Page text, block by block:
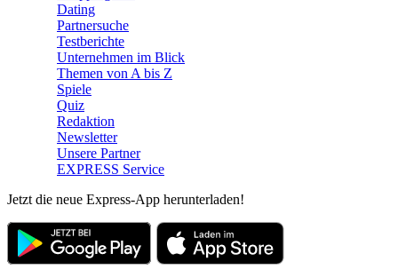
Dating
Partnersuche
Testberichte
Unternehmen im Blick
Themen von A bis Z
Spiele
Quiz
Redaktion
Newsletter
Unsere Partner
EXPRESS Service
Jetzt die neue Express-App herunterladen!